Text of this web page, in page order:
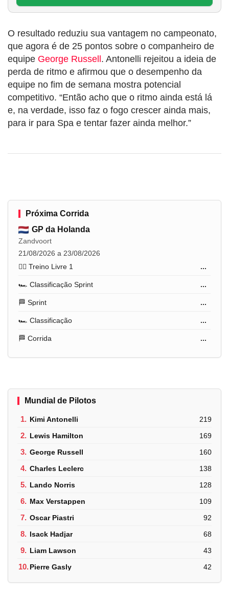
O resultado reduziu sua vantagem no campeonato,
que agora é de 25 pontos sobre o companheiro de
equipe George Russell . Antonelli rejeitou a ideia de
perda de ritmo e afirmou que o desempenho da
equipe no fim de semana mostra potencial
competitivo. “Então acho que o ritmo ainda está lá
e, na verdade, isso faz o fogo crescer ainda mais,
para ir para Spa e tentar fazer ainda melhor.”
Próxima Corrida
GP da Holanda
Zandvoort
21/08/2026 a 23/08/2026
🏋️‍♂️ Treino Livre 1
...
🏎️ Classificação Sprint ...
🏁 Sprint ...
🏎️ Classificação ...
🏁 Corrida ...
Mundial de Pilotos
1. Kimi Antonelli 219
2. Lewis Hamilton 169
3. George Russell 160
4. Charles Leclerc 138
5. Lando Norris 128
6. Max Verstappen 109
7. Oscar Piastri 92
8. Isack Hadjar 68
9. Liam Lawson 43
10.Pierre Gasly 42